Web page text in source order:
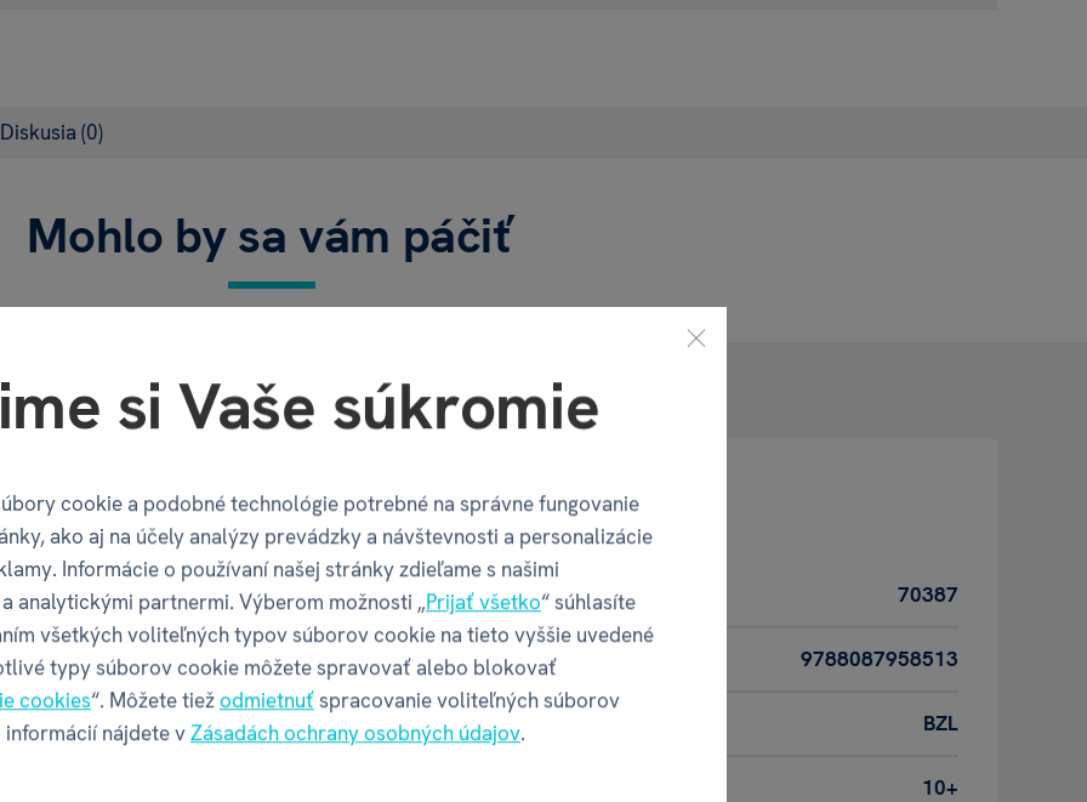
Diskusia (0)
Mohlo by sa vám páčiť
neobsahuje
čtení zabaví děti již
celkem12
zvířátek i jejich
Vlastnosti
Kód produktu 70387
EAN 9788087958513
Katalógové číslo BZL
10+
si Vaše súkromie
cookie a podobné technológie potrebné na správne fungovanie
ako aj na účely analýzy prevádzky a návštevnosti a personalizácie
Informácie o používaní našej stránky zdieľame s našimi
analytickými partnermi. Výberom možnosti „Prijať všetko“ súhlasíte
všetkých voliteľných typov súborov cookie na tieto vyššie uvedené
typy súborov cookie môžete spravovať alebo blokovať
cookies“. Môžete tiežodmietnuťspracovanie voliteľných súborov
informácií nájdete vZásadách ochrany osobných údajov.